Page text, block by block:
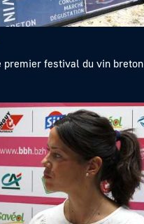
premier festival du vin breton